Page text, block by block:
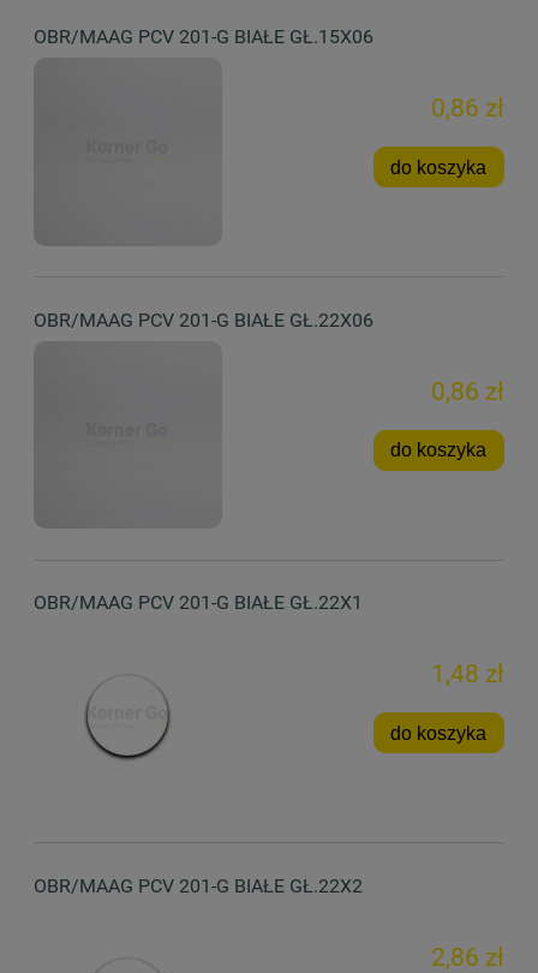
OBR/MAAG PCV 201-G BIAŁE GŁ.15X06
0,86 zł
do koszyka
OBR/MAAG PCV 201-G BIAŁE GŁ.22X06
0,86 zł
do koszyka
OBR/MAAG PCV 201-G BIAŁE GŁ.22X1
1,48 zł
do koszyka
OBR/MAAG PCV 201-G BIAŁE GŁ.22X2
2,86 zł